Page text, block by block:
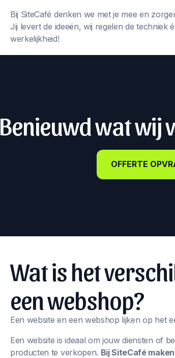
Bij SiteCafé denken we met je mee en
Jij levert de ideeën, wij regelen de techniek
werkelijkheid!
Benieuwd wat wij
OFFERTE
Wat is het
een webshop?
Een website en een webshop lijken op het
Een website is ideaal om jouw diensten of
producten te verkopen. Bij SiteCafé